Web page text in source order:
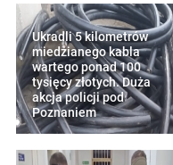
Ukradli 5 kilometrów
miedzianego kabla
wartego ponad 100
tysięcy złotych. Duża
akcja policji pod
Poznaniem